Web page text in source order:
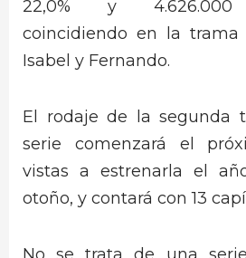
22,0% y 4.626.000
coincidiendo en la
Isabel y Fernando.
El rodaje de la segunda
serie comenzará el
vistas a estrenarla el
otoño, y contará con 13